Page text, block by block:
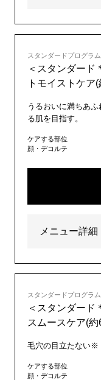
スタンダードプログラム
＜スタンダード
トモイストケア
うるおいに満ちあ
る肌を目指す。
ケアする部位
顔・デコルテ
メニュー詳細
スタンダードプログラム
＜スタンダード
スムースケア(約
毛穴の目立たない※
ケアする部位
顔・デコルテ